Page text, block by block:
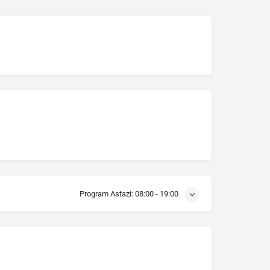
Program Astazi: 08:00 - 19:00